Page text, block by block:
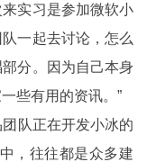
实习是参加微软小
一起去讨论，怎么
分。因为自己本身
些有用的资讯。”
队正在开发小冰的
，往往都是众多建